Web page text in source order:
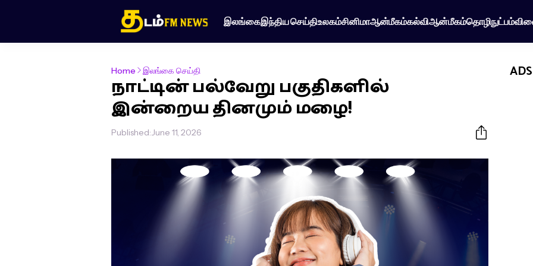
இலங்கைஇந்திய செய்திஉலகம்சினிமாஆன்மீகம்கல்விஆன்மீகம்தொழிநுட்பம்
Home இலங்கை செய்தி
நாட்டின் பல்வேறு பகுதிகளில்
இன்றைய தினமும் மழை!
Published:June 11, 2026
ADS